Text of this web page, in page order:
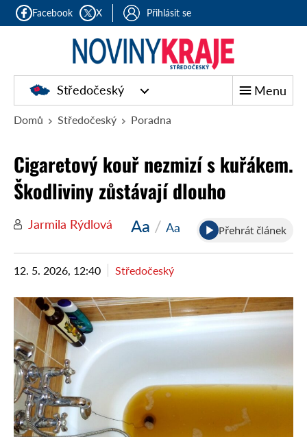
Facebook X Přihlásit se
Středočeský Menu
Domů Středočeský Poradna
Cigaretový kouř nezmizí s kuřákem.
Škodliviny zůstávají dlouho
Jarmila Rýdlová Aa / Aa Přehrát článek
12. 5. 2026, 12:40 Středočeský